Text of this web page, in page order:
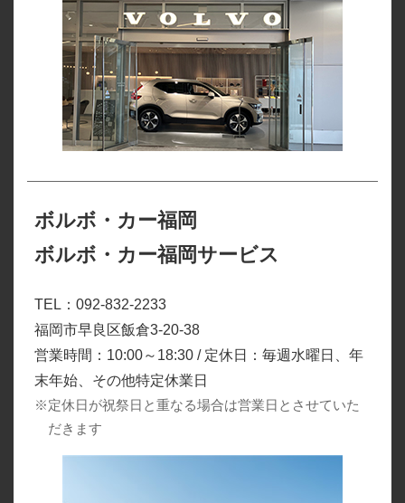
ボルボ・カー福岡
ボルボ・カー福岡サービス
TEL：092-832-2233
福岡市早良区飯倉3-20-38
営業時間：10:00～18:30 / 定休日：毎週水曜日、年
末年始、その他特定休業日
※定休日が祝祭日と重なる場合は営業日とさせていた
だきます